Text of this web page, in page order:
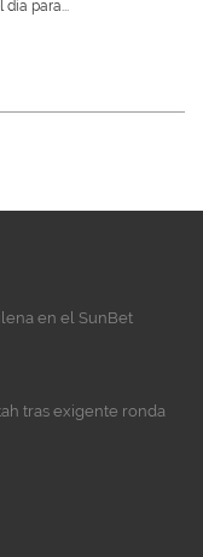
para...
en el SunBet
tras exigente ronda